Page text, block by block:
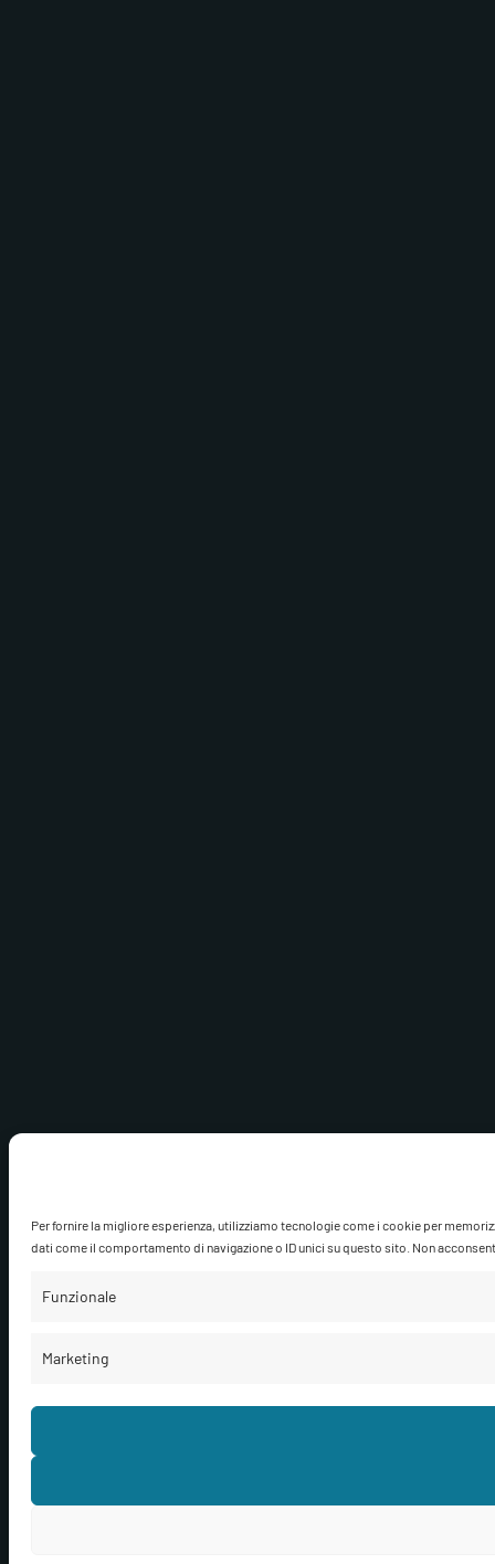
Per fornire la migliore esperienza, utilizziamo tecnologie come i cookie per
dati come il comportamento di navigazione o ID unici su questo sito. Non
Funzionale
Marketing